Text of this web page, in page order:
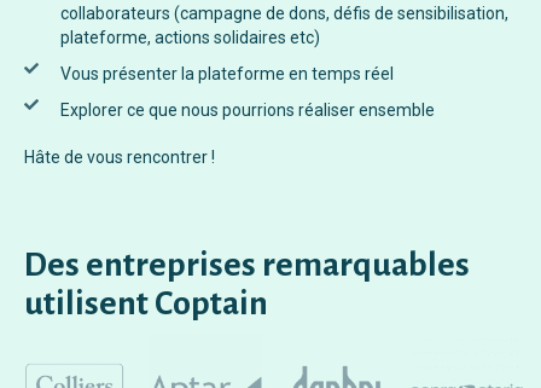
collaborateurs (campagne de dons, défis de sensibilisation,
plateforme, actions solidaires etc)
Vous présenter la plateforme en temps réel
Explorer ce que nous pourrions réaliser ensemble
Hâte de vous rencontrer !
Des entreprises remarquables
utilisent Coptain